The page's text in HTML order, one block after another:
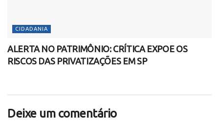
CIDADANIA
ALERTA NO PATRIMÔNIO: CRÍTICA EXPOE OS
RISCOS DAS PRIVATIZAÇÕES EM SP
Deixe um comentário